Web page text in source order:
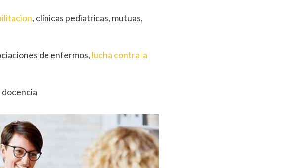
, clínicas pediatricas, mutuas,
de enfermos, lucha contra la
docencia